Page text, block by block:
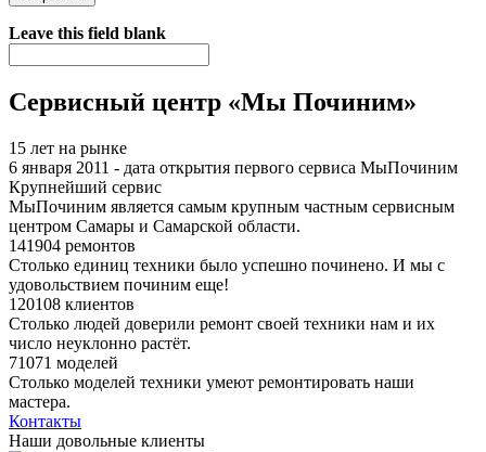
Я спамер
Leave this field blank
Сервисный центр «Мы Починим»
15 лет на рынке
6 января 2011 - дата открытия первого сервиса МыПочиним
Крупнейший сервис
МыПочиним является самым крупным частным сервисным
центром Самары и Самарской области.
141904 ремонтов
Столько единиц техники было успешно починено. И мы с
удовольствием починим еще!
120108 клиентов
Столько людей доверили ремонт своей техники нам и их
число неуклонно растёт.
71071 моделей
Столько моделей техники умеют ремонтировать наши
мастера.
Контакты
Наши довольные клиенты